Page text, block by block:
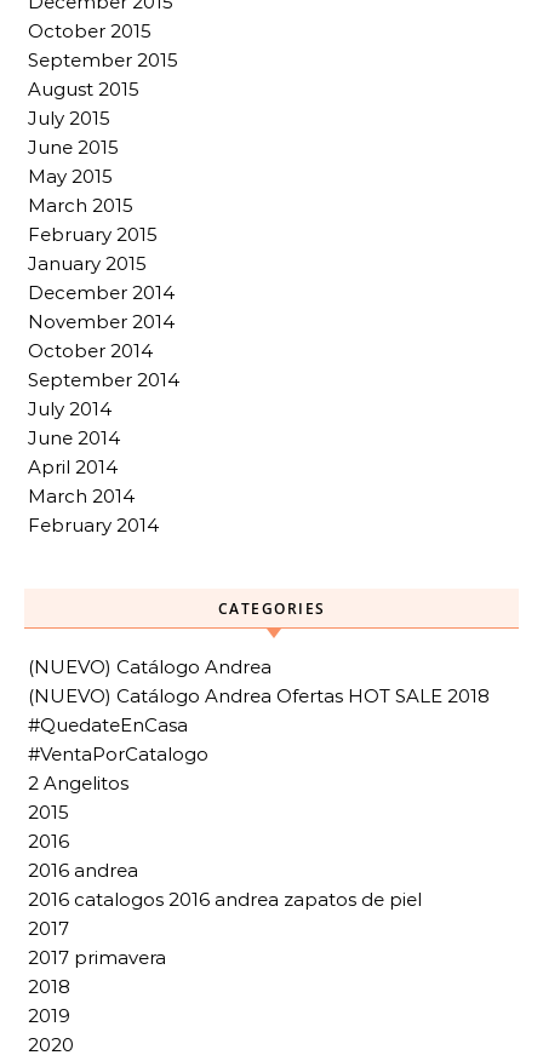
October 2015
September 2015
August 2015
July 2015
June 2015
May 2015
March 2015
February 2015
January 2015
December 2014
November 2014
October 2014
September 2014
July 2014
June 2014
April 2014
March 2014
February 2014
CATEGORIES
(NUEVO) Catálogo Andrea
(NUEVO) Catálogo Andrea Ofertas HOT SALE 2018
#QuedateEnCasa
#VentaPorCatalogo
2 Angelitos
2015
2016
2016 andrea
2016 catalogos 2016 andrea zapatos de piel
2017
2017 primavera
2018
2019
2020